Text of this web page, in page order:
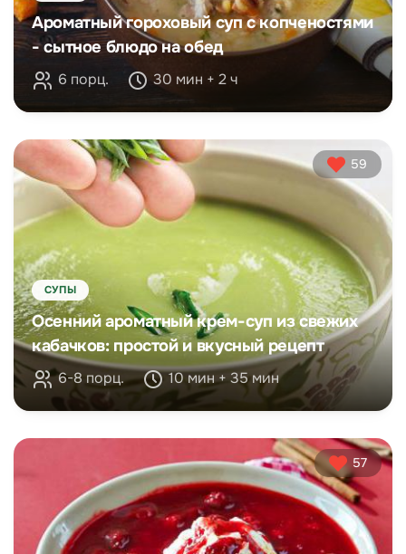
Ароматный гороховый суп с копченостями
- сытное блюдо на обед
6 порц. 30 мин + 2 ч
59
СУПЫ
Осенний ароматный крем-суп из свежих
кабачков: простой и вкусный рецепт
6-8 порц. 10 мин + 35 мин
57